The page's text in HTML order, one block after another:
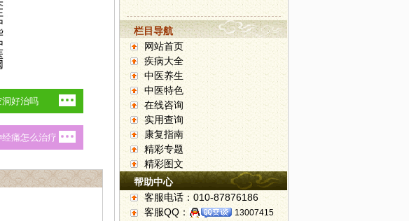
栏目导航
网站首页
疾病大全
中医养生
中医特色
在线咨询
实用查询
康复指南
精彩专题
精彩图文
帮助中心
客服电话：010-87876186
客服QQ：
13007415